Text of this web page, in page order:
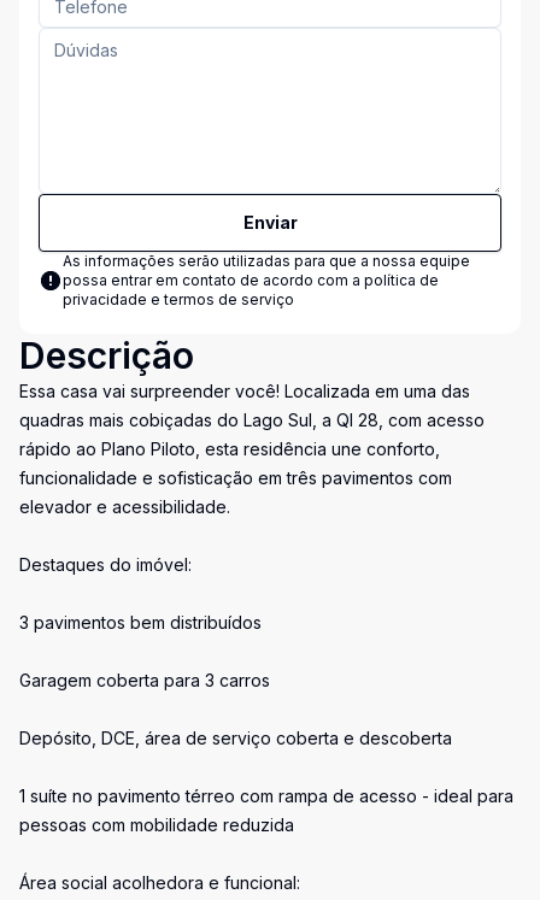
Enviar
As informações serão utilizadas para que a nossa equipe
possa entrar em contato de acordo com a política de
privacidade e termos de serviço
Descrição
Essa casa vai surpreender você! Localizada em uma das
quadras mais cobiçadas do Lago Sul, a QI 28, com acesso
rápido ao Plano Piloto, esta residência une conforto,
funcionalidade e sofisticação em três pavimentos com
elevador e acessibilidade.
Destaques do imóvel:
3 pavimentos bem distribuídos
Garagem coberta para 3 carros
Depósito, DCE, área de serviço coberta e descoberta
1 suíte no pavimento térreo com rampa de acesso - ideal para
pessoas com mobilidade reduzida
Área social acolhedora e funcional: